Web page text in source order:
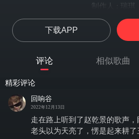
制作人 : 瑞琪
暴力新美学 我不懂
重口恶趣味 请阁下
我嬉笑怒骂 虽难见
枕边厚黑学 读到第
有时真的很想 时空回
草木自然生长 鸟自
下载APP
评论 相似歌曲
精彩评论
回响谷
2022年12月13日
走在路上听到了赵乾景的歌声
老头以为天亮了，愣是起来耕了